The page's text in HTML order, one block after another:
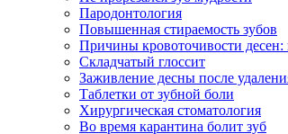
Пародонтология
Повышенная стираемость зубов
Причины кровоточивости десен:
Складчатый глоссит
Заживление десны после
Таблетки от зубной боли
Хирургическая стоматология
Во время карантина болит зуб